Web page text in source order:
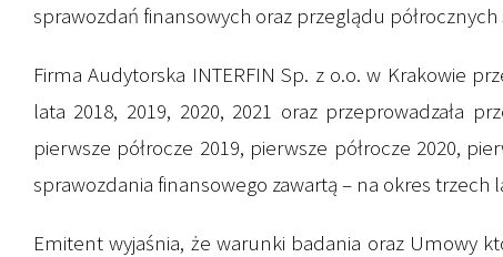
sprawozdań finansowych oraz przeglądu
Firma Audytorska INTERFIN Sp. z o.o. w Krakowie
lata 2018, 2019, 2020, 2021 oraz przeprowadzała
pierwsze półrocze 2019, pierwsze półrocze 2020,
sprawozdania finansowego zawartą – na okres trzech
Emitent wyjaśnia, że warunki badania oraz Umowy